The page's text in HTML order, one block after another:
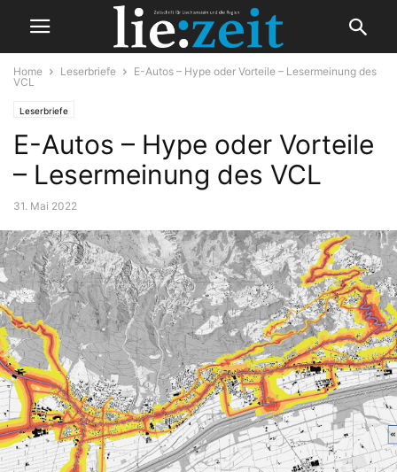
Home Leserbriefe
E-Autos – Hype oder Vorteile – Lesermeinung des
VCL
Leserbriefe
E-Autos – Hype oder Vorteile
– Lesermeinung des VCL
31. Mai 2022